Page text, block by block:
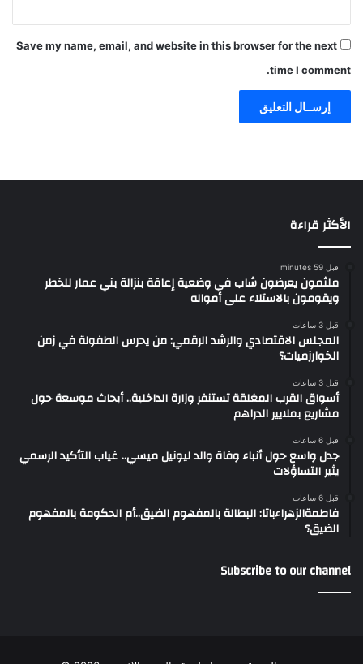
Save my name, email, and website in this browser for the next
time I comment.
الأكثر قراءة
قبل 59 minutes
ملثمون يعرضون شاب في وضعية إعاقة بنزالة بني عمار للخطر
ويقومون بالاستلاء على أمواله
قبل 3 ساعات
المجلس الاقتصادي والرشد الرقمي: من يحرس الطفولة في زمن
الخوارزميات؟
قبل 3 ساعات
أسواق القرب المغلقة تستنفر وزارة الداخلية.. أبحاث موسعة حول
مشاريع بملايير الدراهم
قبل 6 ساعات
جدل واسع حول أنباء وفاة والد ليونيل ميسي.. غياب التأكيد الرسمي
يثير التساؤلات
قبل 6 ساعات
فاطمةالزهراءباتا: البطالة بالمفهوم الضيق..أم الحكومة بالمفهوم
الضيق؟
Subscribe to our channel